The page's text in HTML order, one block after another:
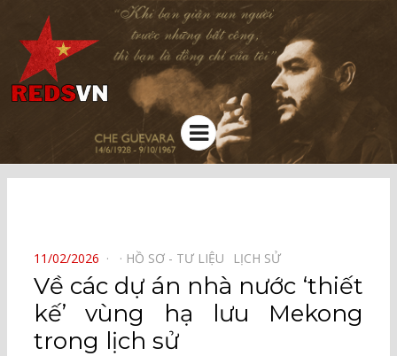
Kênh chia sẻ tri thức cộng đồng
Menu
POSTED
ON
11/02/2026 HỒ SƠ - TƯ LIỆU⠀ LỊCH SỬ⠀
Về các dự án nhà nước ‘thiết
kế’ vùng hạ lưu Mekong
trong lịch sử